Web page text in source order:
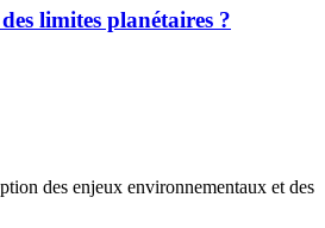
limites planétaires ?
des enjeux environnementaux et des